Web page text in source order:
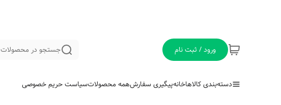
ورود / ثبت نام جستجو در محصولات
دسته‌بندی کالاهاخانهپیگیری سفارشهمه محصولاتسیاست حریم خصوصی